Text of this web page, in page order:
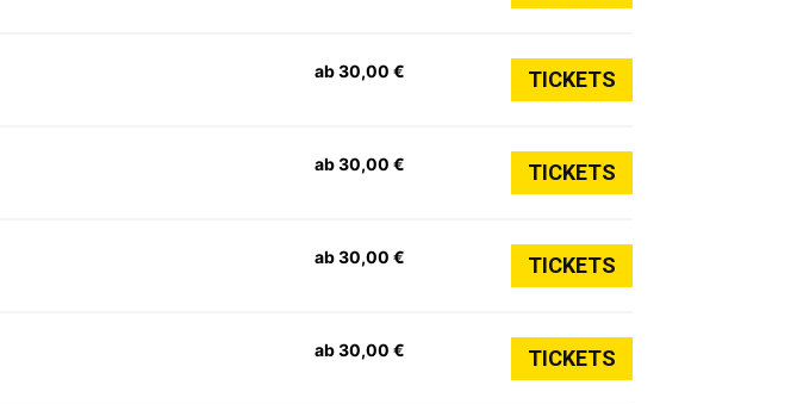
ab 30,00 € TICKETS
ab 30,00 € TICKETS
ab 30,00 € TICKETS
ab 30,00 € TICKETS